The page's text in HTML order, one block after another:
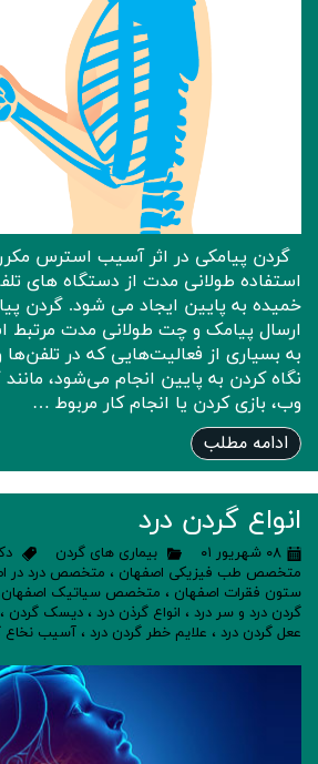
گردن پیامکی در اثر آسیب استرس مکرر
استفاده طولانی مدت از دستگاه های
خمیده به پایین ایجاد می شود. گردن
ارسال پیامک و چت طولانی مدت مرتبط
به بسیاری از فعالیت‌هایی که در
نگاه کردن به پایین انجام می‌شود،
وب، بازی کردن یا انجام کار مربوط …
ادامه مطلب
انواع گردن درد
۰۸ شهریور ۰۱ بیماری های گردن
متخصص طب فیزیکی اصفهان ، متخصص درد در
ستون فقرات اصفهان ، متخصص سیاتیک اصفهان
گردن درد و سر درد ، انواع گرذن درد ، دیسک گردن ،
ععل گردن درد ، علایم خطر گردن درد ، آسیب نخاع